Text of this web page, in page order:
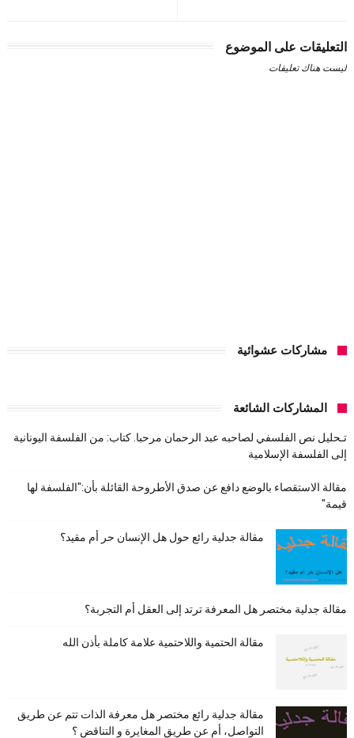
التعليقات على الموضوع
ليست هناك تعليقات
مشاركات عشوائية
المشاركات الشائعة
تـحليل نص الفلسفي لصاحبه عبد الرحمان مرحبا. كتاب: من الفلسفة اليونانية
إلى الفلسفة الإسلامية
مقالة الاستقصاء بالوضع دافع عن صدق الأطروحة القائلة بأن:"الفلسفة لها
قيمة"
مقالة جدلية رائع حول هل الإنسان حر أم مقيد؟
مقالة جدلية مختصر هل المعرفة ترتد إلى العقل أم التجربة؟
مقالة الحتمية واللاحتمية علامة كاملة بأذن الله
مقالة جدلية رائع مختصر هل معرفة الذات تتم عن طريق
التواصل، أم عن طريق المغايرة و التناقض ؟